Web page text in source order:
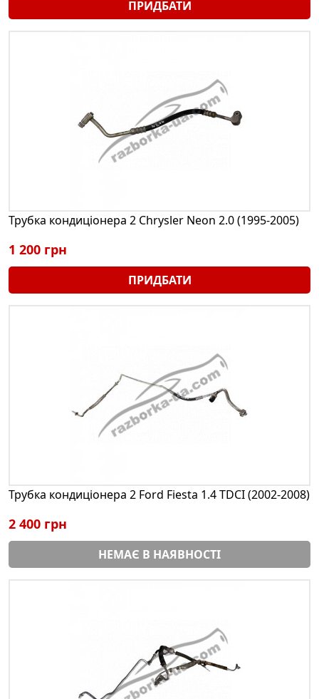
ПРИДБАТИ
Трубка кондиціонера 2 Chrysler Neon 2.0 (1995-2005)
1 200 грн
ПРИДБАТИ
Трубка кондиціонера 2 Ford Fiesta 1.4 TDCI (2002-2008)
2 400 грн
НЕМАЄ В НАЯВНОСТІ